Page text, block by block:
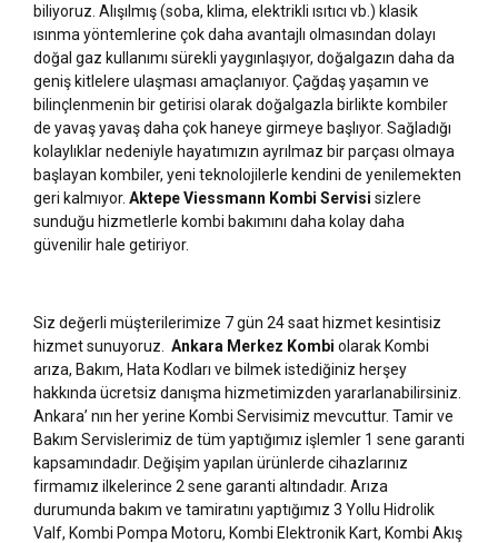
biliyoruz. Alışılmış (soba, klima, elektrikli ısıtıcı vb.) klasik
ısınma yöntemlerine çok daha avantajlı olmasından dolayı
doğal gaz kullanımı sürekli yaygınlaşıyor, doğalgazın daha da
geniş kitlelere ulaşması amaçlanıyor. Çağdaş yaşamın ve
bilinçlenmenin bir getirisi olarak doğalgazla birlikte kombiler
de yavaş yavaş daha çok haneye girmeye başlıyor. Sağladığı
kolaylıklar nedeniyle hayatımızın ayrılmaz bir parçası olmaya
başlayan kombiler, yeni teknolojilerle kendini de yenilemekten
geri kalmıyor. Aktepe Viessmann Kombi Servisi sizlere
sunduğu hizmetlerle kombi bakımını daha kolay daha
güvenilir hale getiriyor.
Siz değerli müşterilerimize 7 gün 24 saat hizmet kesintisiz
hizmet sunuyoruz. Ankara Merkez Kombi olarak Kombi
arıza, Bakım, Hata Kodları ve bilmek istediğiniz herşey
hakkında ücretsiz danışma hizmetimizden yararlanabilirsiniz.
Ankara’ nın her yerine Kombi Servisimiz mevcuttur. Tamir ve
Bakım Servislerimiz de tüm yaptığımız işlemler 1 sene garanti
kapsamındadır. Değişim yapılan ürünlerde cihazlarınız
firmamız ilkelerince 2 sene garanti altındadır. Arıza
durumunda bakım ve tamiratını yaptığımız 3 Yollu Hidrolik
Valf, Kombi Pompa Motoru, Kombi Elektronik Kart, Kombi Akış